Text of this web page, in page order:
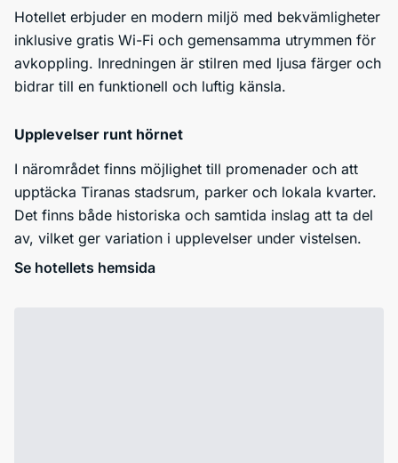
Hotellet erbjuder en modern miljö med bekvämligheter
inklusive gratis Wi-Fi och gemensamma utrymmen för
avkoppling. Inredningen är stilren med ljusa färger och
bidrar till en funktionell och luftig känsla.
Upplevelser runt hörnet
I närområdet finns möjlighet till promenader och att
upptäcka Tiranas stadsrum, parker och lokala kvarter.
Det finns både historiska och samtida inslag att ta del
av, vilket ger variation i upplevelser under vistelsen.
Se hotellets hemsida